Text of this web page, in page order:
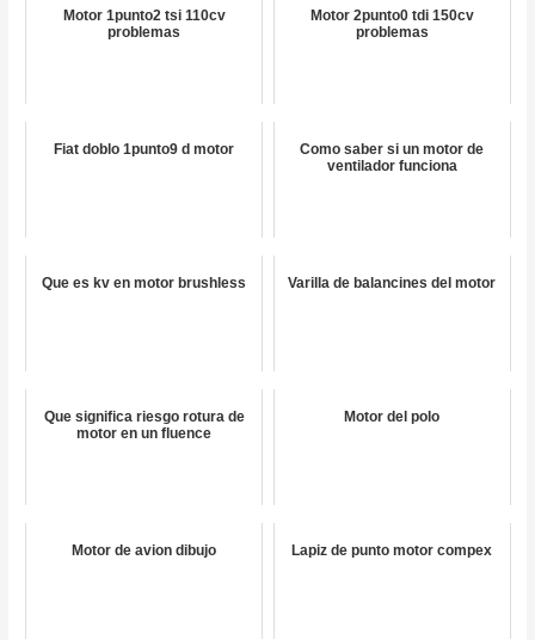
Motor 1punto2 tsi 110cv
problemas
Motor 2punto0 tdi 150cv
problemas
Fiat doblo 1punto9 d motor
Como saber si un motor de
ventilador funciona
Que es kv en motor brushless Varilla de balancines del motor
Que significa riesgo rotura de
motor en un fluence
Motor del polo
Motor de avion dibujo Lapiz de punto motor compex